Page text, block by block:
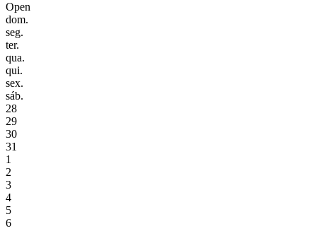
Open
dom.
seg.
ter.
qua.
qui.
sex.
sáb.
28
29
30
31
1
2
3
4
5
6